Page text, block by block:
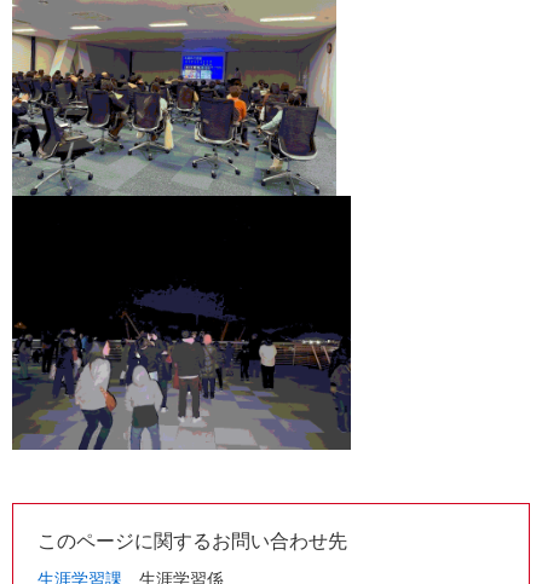
このページに関するお問い合わせ先
生涯学習課
生涯学習係